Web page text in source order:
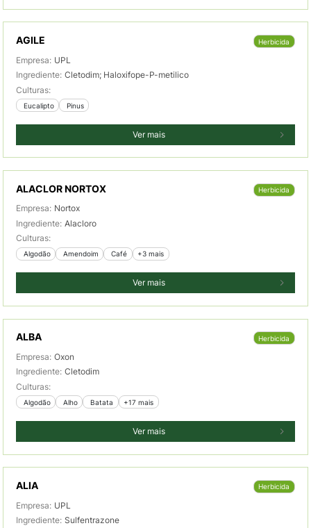
AGILE Herbicida
Empresa: UPL
Ingrediente: Cletodim; Haloxifope-P-metilico
Culturas:
Eucalipto Pinus
Ver mais
ALACLOR NORTOX Herbicida
Empresa: Nortox
Ingrediente: Alacloro
Culturas:
Algodão Amendoim Café +3 mais
Ver mais
ALBA Herbicida
Empresa: Oxon
Ingrediente: Cletodim
Culturas:
Algodão Alho Batata +17 mais
Ver mais
ALIA Herbicida
Empresa: UPL
Ingrediente: Sulfentrazone